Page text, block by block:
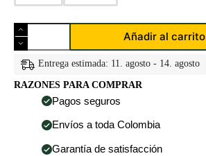
Café
Joyas
de
los
Castillo
Lavado
cantidad
Añadir al carrito
Entrega estimada: 11. agosto - 14. agosto
RAZONES PARA COMPRAR
Pagos seguros
Envíos a toda Colombia
Garantía de satisfacción